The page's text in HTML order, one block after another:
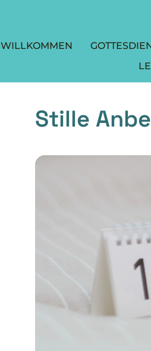
WILLKOMMEN
Stille